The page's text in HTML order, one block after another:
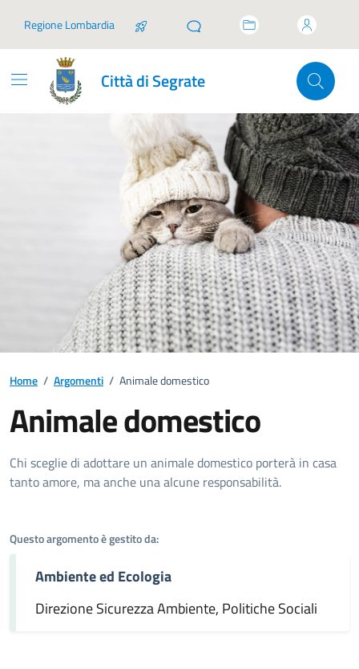
Regione Lombardia
Città di Segrate
Home / Argomenti / Animale domestico
Animale domestico
Dettagli dell'argomento
Chi sceglie di adottare un animale domestico porterà in casa
tanto amore, ma anche una alcune responsabilità.
Questo argomento è gestito da:
Ambiente ed Ecologia
Direzione Sicurezza Ambiente, Politiche Sociali